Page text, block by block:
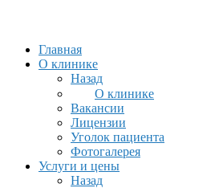
Главная
О клинике
Назад
О клинике
Вакансии
Лицензии
Уголок пациента
Фотогалерея
Услуги и цены
Назад